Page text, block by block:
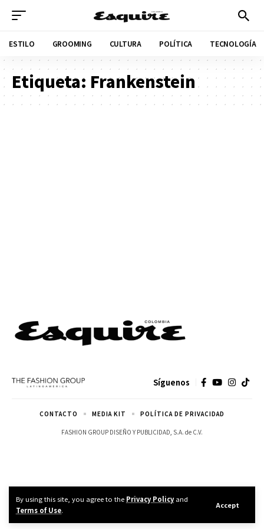
By using this site, you agree to the Privacy Policyand
Terms of Use.
Accept
ESTILO GROOMING CULTURA POLÍTICA TECNOLOGÍA
Etiqueta: Frankenstein
Síguenos
FASHION GROUP DISEÑO Y PUBLICIDAD, S.A. de C.V.
CONTACTO MEDIA KIT POLÍTICA DE PRIVACIDAD